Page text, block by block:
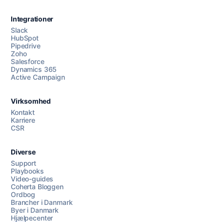
Chat med os
AI Campaign Assist
Integrationer
Slack
HubSpot
Pipedrive
Zoho
Salesforce
Dynamics 365
Active Campaign
Virksomhed
Kontakt
Karriere
CSR
Diverse
Support
Playbooks
Video-guides
Coherta Bloggen
Ordbog
Brancher i Danmark
Byer i Danmark
Hjælpecenter